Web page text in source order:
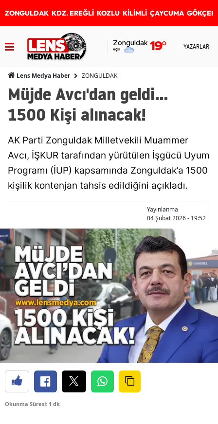
ZONGULDAK KDZ. EREĞLİ KOZLU KİLİMLİ ÇAYCUMA
Zonguldak
Açık 19° YAZARLAR
Lens Medya Haber ZONGULDAK
Müjde Avcı'dan geldi...
1500 Kişi alınacak!
AK Parti Zonguldak Milletvekili Muammer
Avcı, İŞKUR tarafından yürütülen İşgücü Uyum
Programı (İUP) kapsamında Zonguldak’a 1500
kişilik kontenjan tahsis edildiğini açıkladı.
Yayınlanma
04 Şubat 2026 - 19:52
Okunma Süresi: 1 dk